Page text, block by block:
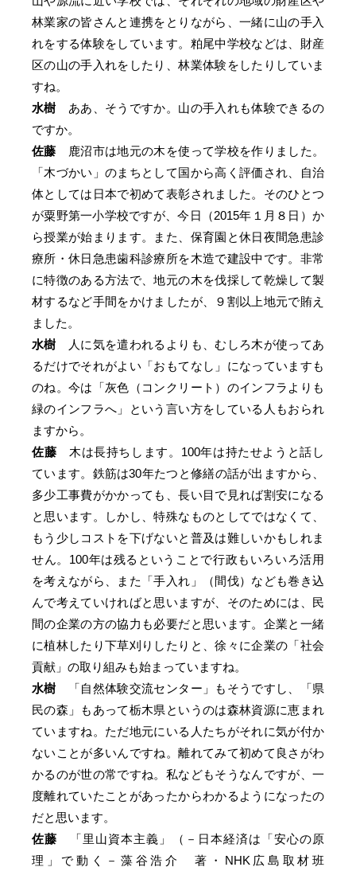
林業家の皆さんと連携をとりながら、一緒に山の手入
れをする体験をしています。粕尾中学校などは、財産
区の山の手入れをしたり、林業体験をしたりしていま
すね。
水樹ああ、そうですか。山の手入れも体験できるの
ですか。
佐藤 鹿沼市は地元の木を使って学校を作りました。
「木づかい」のまちとして国から高く評価され、自治
体としては日本で初めて表彰されました。そのひとつ
が粟野第一小学校ですが、今日（2015年１月８日）か
ら授業が始まります。また、保育園と休日夜間急患診
療所・休日急患歯科診療所を木造で建設中です。非常
に特徴のある方法で、地元の木を伐採して乾燥して製
材するなど手間をかけましたが、９割以上地元で賄え
ました。
水樹人に気を遣われるよりも、むしろ木が使ってあ
るだけでそれがよい「おもてなし」になっていますも
のね。今は「灰色（コンクリート）のインフラよりも
緑のインフラへ」という言い方をしている人もおられ
ますから。
佐藤 木は長持ちします。100年は持たせようと話し
ています。鉄筋は30年たつと修繕の話が出ますから、
多少工事費がかかっても、長い目で見れば割安になる
と思います。しかし、特殊なものとしてではなくて、
もう少しコストを下げないと普及は難しいかもしれま
せん。100年は残るということで行政もいろいろ活用
を考えながら、また「手入れ」（間伐）なども巻き込
んで考えていければと思いますが、そのためには、民
間の企業の方の協力も必要だと思います。企業と一緒
に植林したり下草刈りしたりと、徐々に企業の「社会
貢献」の取り組みも始まっていますね。
水樹「自然体験交流センター」もそうですし、「県
民の森」もあって栃木県というのは森林資源に恵まれ
ていますね。ただ地元にいる人たちがそれに気が付か
ないことが多いんですね。離れてみて初めて良さがわ
かるのが世の常ですね。私などもそうなんですが、一
度離れていたことがあったからわかるようになったの
だと思います。
佐藤 「里山資本主義」（－日本経済は「安心の原
理」で動く－藻谷浩介 著・NHK広島取材班